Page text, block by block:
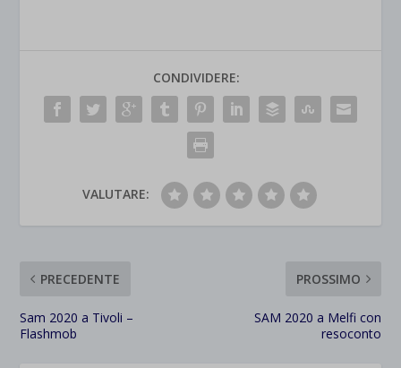
CONDIVIDERE:
VALUTARE:
PRECEDENTE
Sam 2020 a Tivoli –
Flashmob
PROSSIMO
SAM 2020 a Melfi con
resoconto